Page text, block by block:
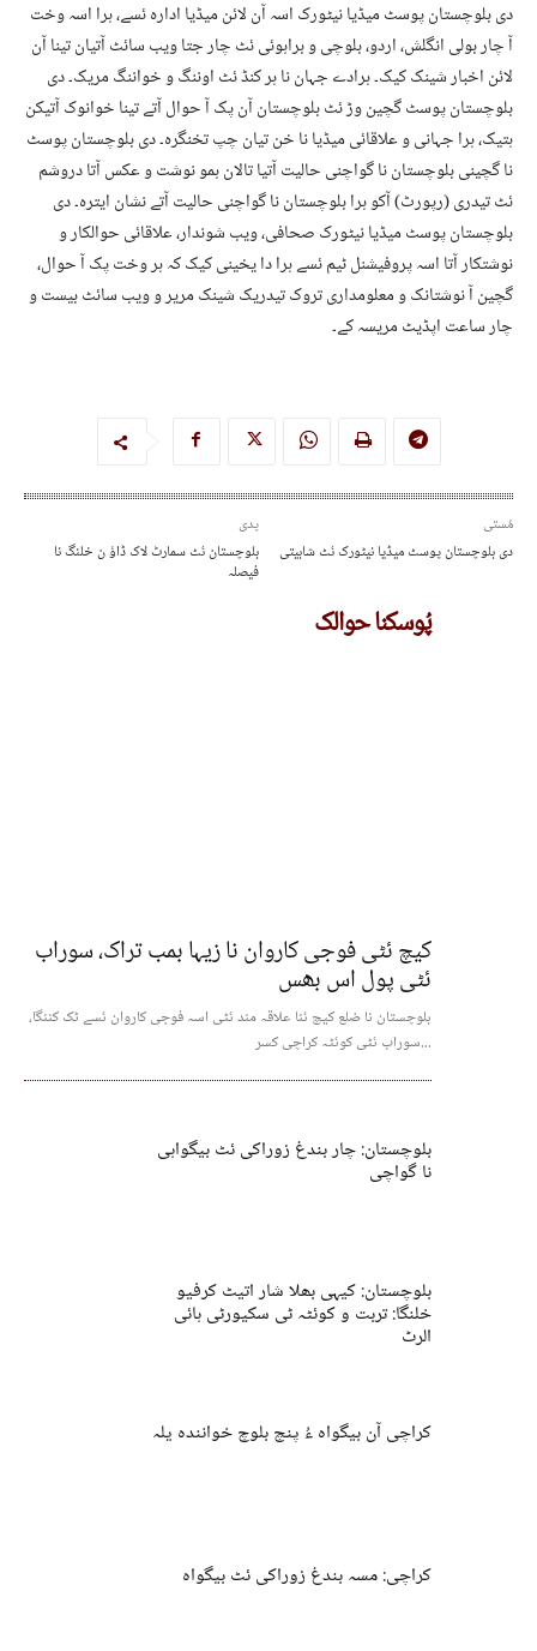
دی بلوچستان پوسٹ میڈیا نیٹورک اسہ آن لائن میڈیا ادارہ ئسے، ہرا اسہ وخت
آ چار بولی انگلش، اردو، بلوچی و براہوئی ئٹ چار جتا ویب سائٹ آتیان تینا آن
لائن اخبار شینک کیک۔ ہرادے جہان نا ہر کنڈ ئٹ اوننگ و خواننگ مریک۔ دی
بلوچستان پوسٹ گچین وڑ ئٹ بلوچستان آن پک آ حوال آتے تینا خوانوک آتیکن
ہتیک، ہرا جہانی و علاقائی میڈیا نا خن تیان چپ تخنگرہ۔ دی بلوچستان پوسٹ
نا گچینی بلوچستان نا گواچنی حالیت آتیا تالان ہمو نوشت و عکس آتا دروشم
ئٹ تیدری (رپورٹ) آکو ہرا بلوچستان نا گواچنی حالیت آتے نشان ایترہ۔ دی
بلوچستان پوسٹ میڈیا نیٹورک صحافی، ویب شوندار، علاقائی حوالکار و
نوشتکار آتا اسہ پروفیشنل ٹیم ئسے ہرا دا یخینی کیک کہ ہر وخت پک آ حوال،
گچین آ نوشتانک و معلومداری تروک تیدریک شینک مریر و ویب سائٹ بیست و
چار ساعت اپڈیٹ مریسہ کے۔
پدی
بلوچستان ئٹ سمارٹ لاک ڈاؤ ن خلنگ نا
فیصلہ
مُستی
دی بلوچستان پوسٹ میڈیا نیٹورک ئٹ شابیتی
پُوسکنا حوالک
کیچ ئٹی فوجی کاروان نا زیہا بمب تراک، سوراب
ئٹی پول اس بھس
بلوچستان نا ضلع کیچ ئنا علاقہ مند ئٹی اسہ فوجی کاروان ئسے ٹک کننگا،
سوراب ئٹی کوئٹہ کراچی کسر...
بلوچستان: چار بندغ زوراکی ئٹ بیگواہی
نا گواچی
بلوچستان: کیہی بھلا شار اتیٹ کرفیو
خلنگا: تربت و کوئٹہ ٹی سکیورٹی ہائی
الرٹ
کراچی آن بیگواہ ءُ پنچ بلوچ خوانندہ یلہ
کراچی: مسہ بندغ زوراکی ئٹ بیگواہ